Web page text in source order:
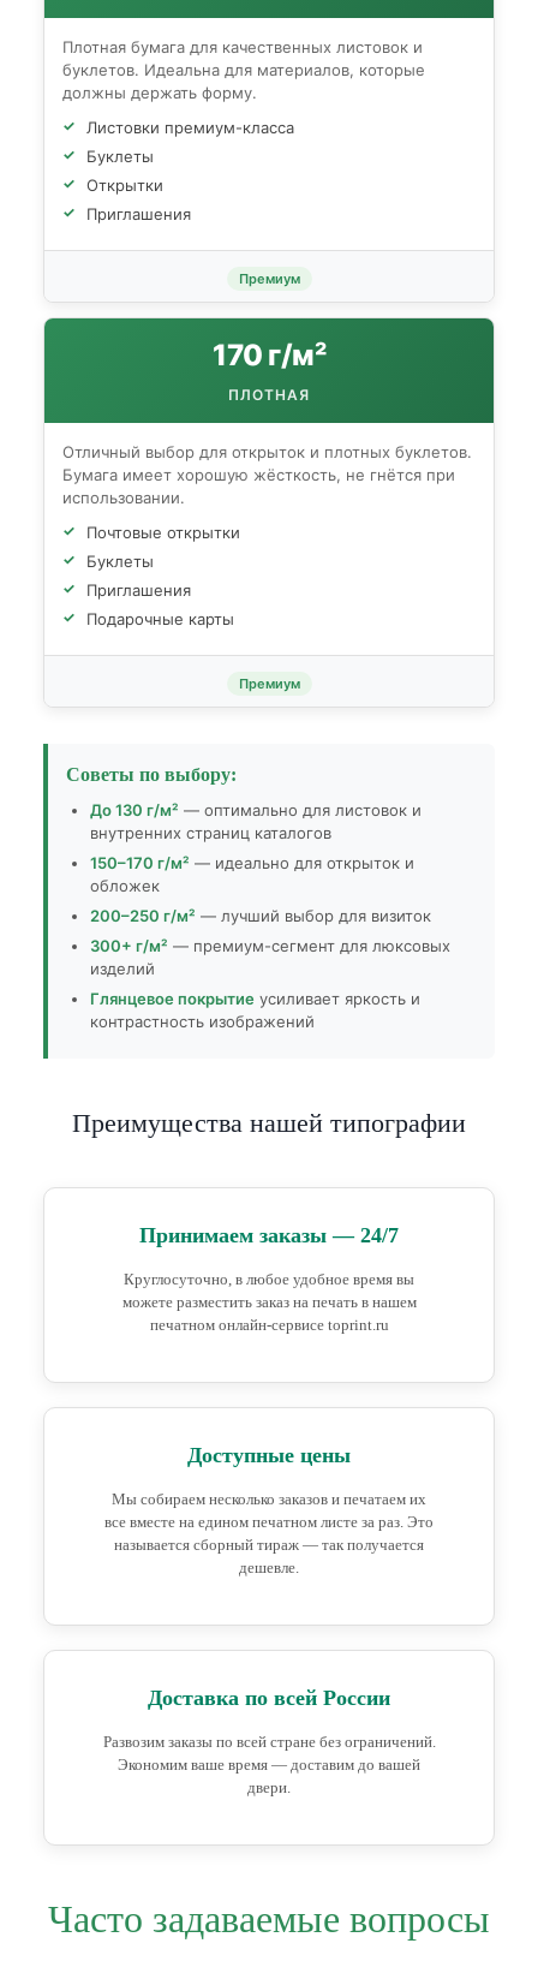
Плотная бумага для качественных листовок и
буклетов. Идеальна для материалов, которые
должны держать форму.
Листовки премиум-класса
Буклеты
Открытки
Приглашения
Премиум
170 г/м²
ПЛОТНАЯ
Отличный выбор для открыток и плотных буклетов.
Бумага имеет хорошую жёсткость, не гнётся при
использовании.
Почтовые открытки
Буклеты
Приглашения
Подарочные карты
Премиум
Советы по выбору:
До 130 г/м² — оптимально для листовок и
внутренних страниц каталогов
150–170 г/м² — идеально для открыток и
обложек
200–250 г/м² — лучший выбор для визиток
300+ г/м² — премиум-сегмент для люксовых
изделий
Глянцевое покрытие усиливает яркость и
контрастность изображений
Преимущества нашей типографии
Принимаем заказы — 24/7
Круглосуточно, в любое удобное время вы
можете разместить заказ на печать в нашем
печатном онлайн-сервисе toprint.ru
Доступные цены
Мы собираем несколько заказов и печатаем их
все вместе на едином печатном листе за раз. Это
называется сборный тираж — так получается
дешевле.
Доставка по всей России
Развозим заказы по всей стране без ограничений.
Экономим ваше время — доставим до вашей
двери.
Часто задаваемые вопросы